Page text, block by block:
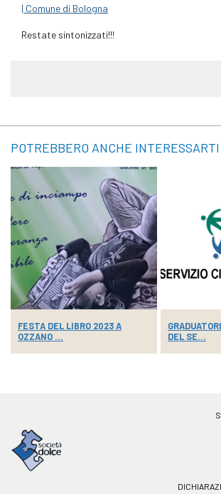
| Comune di Bologna
Restate sintonizzati!!!
POTREBBERO ANCHE INTERESSARTI
FESTA DEL LIBRO 2023 A
OZZANO ...
DEL SE...